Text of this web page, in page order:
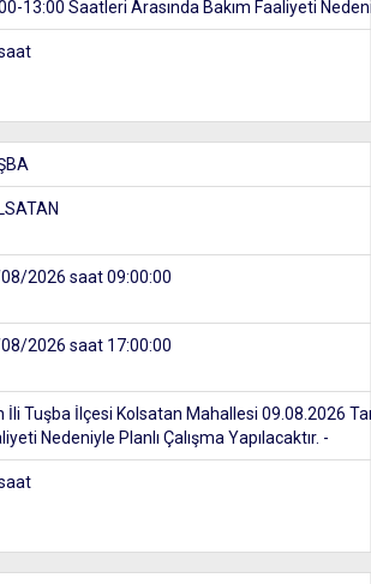
13:00 Saatleri Arasında Bakım Faaliyeti
2026 saat 09:00:00
2026 saat 17:00:00
İli Tuşba İlçesi Kolsatan Mahallesi 09.08.2026
Nedeniyle Planlı Çalışma Yapılacaktır. -